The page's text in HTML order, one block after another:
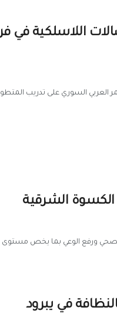
اللاسلكية في
العربي السوري على تدريب
الشرقية
ورفع الوعي بما يخص مستوى
في يبرود